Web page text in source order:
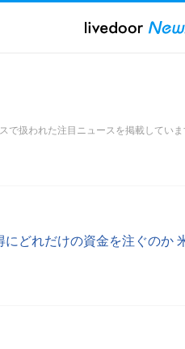
で扱われた注目ニュースを掲載していま
どれだけの資金を注ぐのか